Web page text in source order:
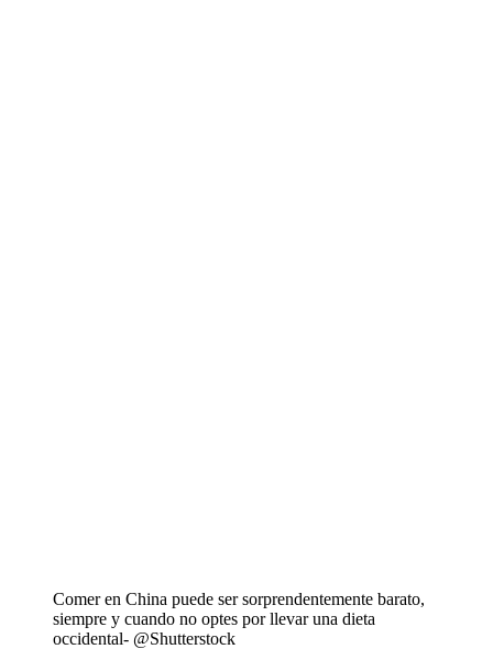
Comer en China puede ser sorprendentemente barato,
siempre y cuando no optes por llevar una dieta
occidental- @Shutterstock